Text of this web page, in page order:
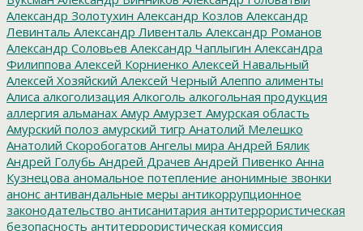
Александр Золотухин Александр Козлов Александр
Левинталь Александр Ливенталь Александр Романов
Александр Соловьев Александр Чаплыгин Александра
Филиппова Алексей Корниенко Алексей Навальный
Алексей Хозяйский Алексей Черный Алеппо алименты
Алиса алкоголизация Алкоголь алкогольная продукция
аллергия альманах Амур Амурзет Амурская область
Амурский полоз амурский тигр Анатолий Мелешко
Анатолий Скоробогатов Ангелы мира Андрей Бялик
Андрей Голубь Андрей Драчев Андрей Пивенко Анна
Кузнецова аномальное потепление анонимные звонки
анонс антивандальные меры антикоррупционное
законодательство антисанитария антитеррористическая
безопасность антитеррористическая комиссия